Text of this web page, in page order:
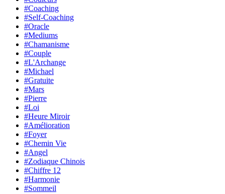
#Coaching
#Self-Coaching
#Oracle
#Mediums
#Chamanisme
#Couple
#L'Archange
#Michael
#Gratuite
#Mars
#Pierre
#Loi
#Heure Miroir
#Amélioration
#Foyer
#Chemin Vie
#Angel
#Zodiaque Chinois
#Chiffre 12
#Harmonie
#Sommeil